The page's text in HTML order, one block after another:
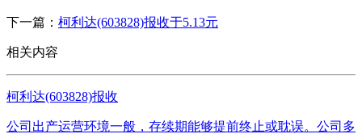
下一篇： 柯利达(603828)报收于5.13元
相关内容
柯利达(603828)报收
公司出产运营环境一般，存续期能够提前终止或耽误。公司多